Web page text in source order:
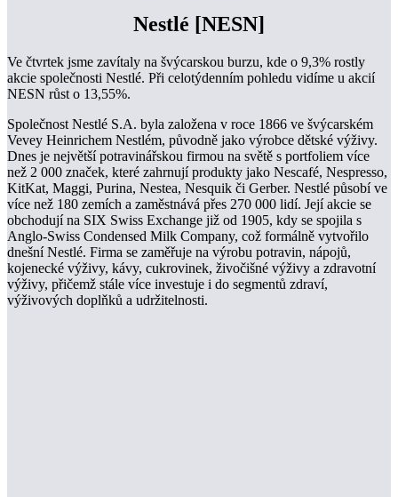
Nestlé [NESN]
Ve čtvrtek jsme zavítaly na švýcarskou burzu, kde o 9,3% rostly
akcie společnosti Nestlé. Při celotýdenním pohledu vidíme u akcií
NESN růst o 13,55%.
Společnost Nestlé S.A. byla založena v roce 1866 ve švýcarském
Vevey Heinrichem Nestlém, původně jako výrobce dětské výživy.
Dnes je největší potravinářskou firmou na světě s portfoliem více
než 2 000 značek, které zahrnují produkty jako Nescafé, Nespresso,
KitKat, Maggi, Purina, Nestea, Nesquik či Gerber. Nestlé působí ve
více než 180 zemích a zaměstnává přes 270 000 lidí. Její akcie se
obchodují na SIX Swiss Exchange již od 1905, kdy se spojila s
Anglo-Swiss Condensed Milk Company, což formálně vytvořilo
dnešní Nestlé. Firma se zaměřuje na výrobu potravin, nápojů,
kojenecké výživy, kávy, cukrovinek, živočišné výživy a zdravotní
výživy, přičemž stále více investuje i do segmentů zdraví,
výživových doplňků a udržitelnosti.